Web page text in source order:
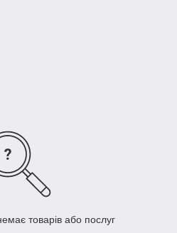
товарів або послуг